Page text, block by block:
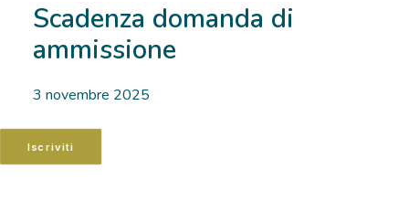
Scadenza domanda di
ammissione
3 novembre 2025
Iscriviti